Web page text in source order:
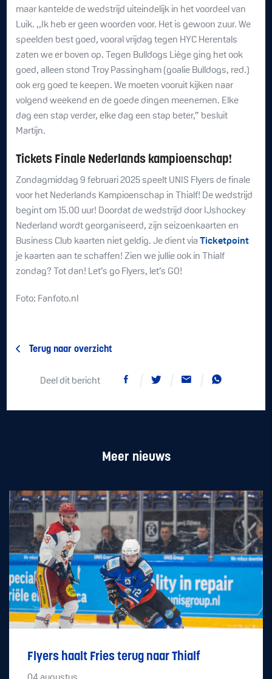
maar kantelde de wedstrijd uiteindelijk in het voordeel van
Luik. ,,Ik heb er geen woorden voor. Het is gewoon zuur. We
speelden best goed, vooral vrijdag tegen HYC Herentals
zaten we er boven op. Tegen Bulldogs Liège ging het ook
goed, alleen stond Troy Passingham (goalie Bulldogs, red.)
ook erg goed te keepen. We moeten vooruit kijken naar
volgend weekend en de goede dingen meenemen. Elke
dag een stap verder, elke dag een stap beter,” besluit
Martijn.
Tickets Finale Nederlands kampioenschap!
Zondagmiddag 9 februari 2025 speelt UNIS Flyers de finale
voor het Nederlands Kampioenschap in Thialf! De wedstrijd
begint om 15.00 uur! Doordat de wedstrijd door IJshockey
Nederland wordt georganiseerd, zijn seizoenkaarten en
Business Club kaarten niet geldig. Je dient viaTicketpoint
je kaarten aan te schaffen! Zien we jullie ook in Thialf
zondag? Tot dan! Let’s go Flyers, let’s GO!
Foto: Fanfoto.nl
Terug naar overzicht
Deel dit bericht
Meer nieuws
Flyers haalt Fries terug naar Thialf